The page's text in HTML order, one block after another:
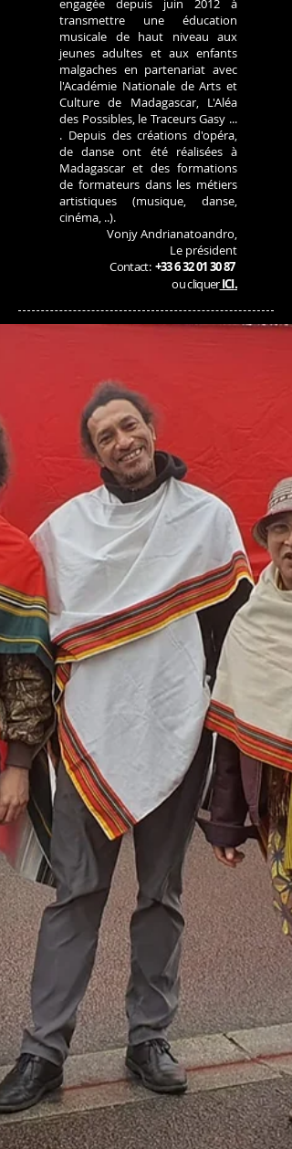
engagée depuis juin 2012 à
transmettre une éducation
musicale de haut niveau aux
jeunes adultes et aux enfants
malgaches en partenariat avec
l'Académie Nationale de Arts et
Culture de Madagascar, L'Aléa
des Possibles, le Traceurs Gasy ...
. Depuis des créations d'opéra,
de danse ont été réalisées à
Madagascar et des formations
de formateurs dans les métiers
artistiques (musique, danse,
cinéma, ..).
Vonjy Andrianatoandro,
Le président
Contact: +33 6 32 01 30 87
ou cliquerICI.